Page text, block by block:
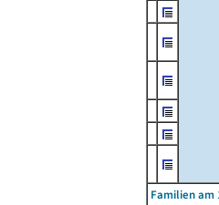
Familien am